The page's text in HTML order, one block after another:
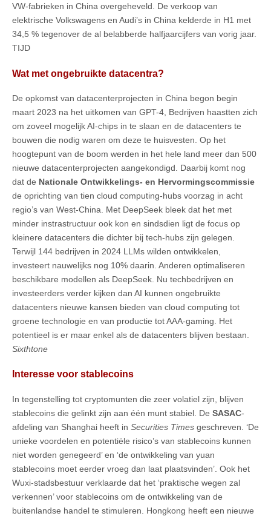
VW-fabrieken in China overgeheveld. De verkoop van
elektrische Volkswagens en Audi’s in China kelderde in H1 met
34,5 % tegenover de al belabberde halfjaarcijfers van vorig jaar.
TIJD
Wat met ongebruikte datacentra?
De opkomst van datacenterprojecten in China begon begin
maart 2023 na het uitkomen van GPT-4, Bedrijven haastten zich
om zoveel mogelijk AI-chips in te slaan en de datacenters te
bouwen die nodig waren om deze te huisvesten. Op het
hoogtepunt van de boom werden in het hele land meer dan 500
nieuwe datacenterprojecten aangekondigd. Daarbij komt nog
dat de Nationale Ontwikkelings- en Hervormingscommissie
de oprichting van tien cloud computing-hubs voorzag in acht
regio’s van West-China. Met DeepSeek bleek dat het met
minder instrastructuur ook kon en sindsdien ligt de focus op
kleinere datacenters die dichter bij tech-hubs zijn gelegen.
Terwijl 144 bedrijven in 2024 LLMs wilden ontwikkelen,
investeert nauwelijks nog 10% daarin. Anderen optimaliseren
beschikbare modellen als DeepSeek. Nu techbedrijven en
investeerders verder kijken dan AI kunnen ongebruikte
datacenters nieuwe kansen bieden van cloud computing tot
groene technologie en van productie tot AAA-gaming. Het
potentieel is er maar enkel als de datacenters blijven bestaan.
Sixthtone
Interesse voor stablecoins
In tegenstelling tot cryptomunten die zeer volatiel zijn, blijven
stablecoins die gelinkt zijn aan één munt stabiel. De SASAC-
afdeling van Shanghai heeft in Securities Times geschreven. ‘De
unieke voordelen en potentiële risico’s van stablecoins kunnen
niet worden genegeerd’ en ‘de ontwikkeling van yuan
stablecoins moet eerder vroeg dan laat plaatsvinden’. Ook het
Wuxi-stadsbestuur verklaarde dat het ‘praktische wegen zal
verkennen’ voor stablecoins om de ontwikkeling van de
buitenlandse handel te stimuleren. Hongkong heeft een nieuwe